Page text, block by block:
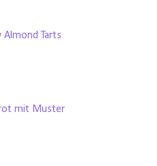
Almond Tarts
mit Muster